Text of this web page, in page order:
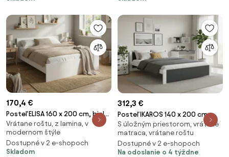
Matrac DELUXE 10 cm
170,4 €
Posteľ ELISA 160 x 200 cm, biela
Rošt: S latkovým roštom,
Matrac: Bez matraca
Vrátane roštu, z lamina, v
modernom štýle
Dostupné v 2 e-shopoch
Skladom
312,3 €
Posteľ IKAROS 140 x 200 cm,
antracit/biela Rošt: S latkovým
roštom, Matrac: Matrac
SOMMERA 18 cm
S úložným priestorom, vrátane
matraca, vrátane roštu
Dostupné v 2 e-shopoch
Na odoslanie o 4 týždne